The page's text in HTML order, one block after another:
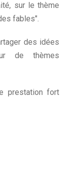
sur le thème
fables".
des idées
de thèmes
prestation fort